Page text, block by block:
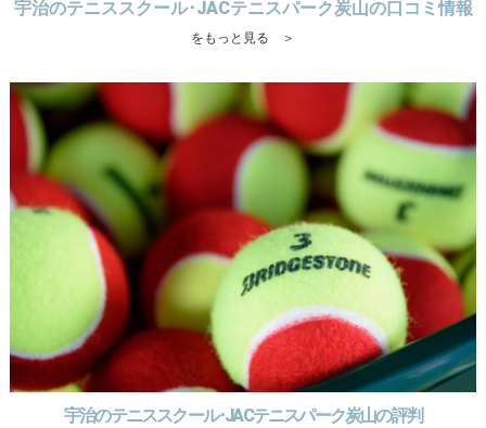
宇治のテニススクール･JACテニスパーク炭山の口コミ情報
をもっと見る ＞
宇治のテニススクール･JACテニスパーク炭山の評判